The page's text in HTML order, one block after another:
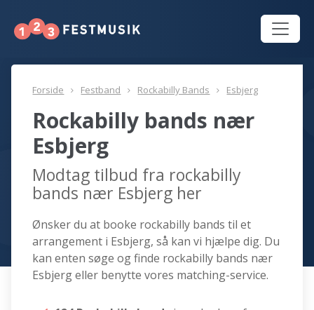
Forside Festband Rockabilly Bands Esbjerg
Rockabilly bands nær
Esbjerg
Modtag tilbud fra rockabilly
bands nær Esbjerg her
Ønsker du at booke rockabilly bands til et
arrangement i Esbjerg, så kan vi hjælpe dig. Du
kan enten søge og finde rockabilly bands nær
Esbjerg eller benytte vores matching-service.